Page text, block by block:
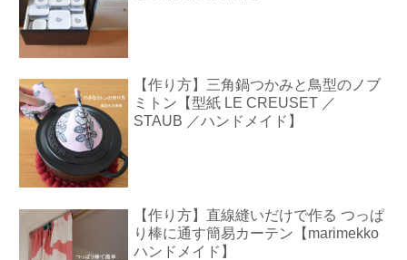
【作り方】三角鍋つかみと鳥型のノブ
ミトン【型紙 LE CREUSET ／
STAUB ／ハンドメイド】
【作り方】直線縫いだけで作る つっぱ
り棒に通す簡易カーテン【marimekko
ハンドメイド】